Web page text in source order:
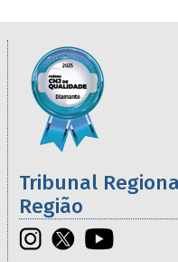
Informações úteis
Imagem
Tribunal
Região